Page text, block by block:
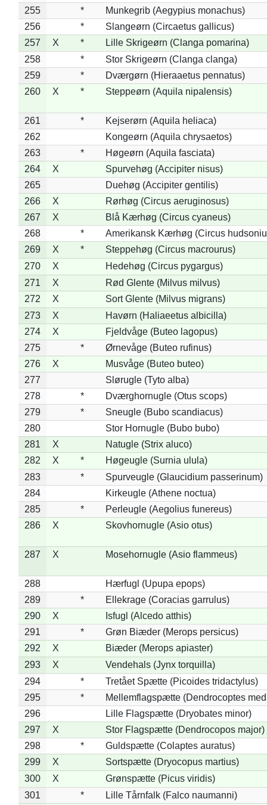
255
*
Munkegrib (Aegypius monachus)
256
*
Slangeørn (Circaetus gallicus)
257
X *
Lille Skrigeørn (Clanga pomarina)
258
*
Stor Skrigeørn (Clanga clanga)
259
*
Dværgørn (Hieraaetus pennatus)
260
X * Steppeørn (Aquila nipalensis)
261 *
Kejserørn (Aquila heliaca)
262
Kongeørn (Aquila chrysaetos)
263
*
Høgeørn (Aquila fasciata)
264
X
Spurvehøg (Accipiter nisus)
265
Duehøg (Accipiter gentilis)
266
X
Rørhøg (Circus aeruginosus)
267
X
Blå Kærhøg (Circus cyaneus)
268
*
Amerikansk Kærhøg (Circus
269
X *
Steppehøg (Circus macrourus)
270
X
Hedehøg (Circus pygargus)
271
X
Rød Glente (Milvus milvus)
272
X
Sort Glente (Milvus migrans)
273
X
Havørn (Haliaeetus albicilla)
274
X
Fjeldvåge (Buteo lagopus)
275
*
Ørnevåge (Buteo rufinus)
276
X
Musvåge (Buteo buteo)
277
Slørugle (Tyto alba)
278
*
Dværghornugle (Otus scops)
279
*
Sneugle (Bubo scandiacus)
280
Stor Hornugle (Bubo bubo)
281
X
Natugle (Strix aluco)
282
X *
Høgeugle (Surnia ulula)
283
*
Spurveugle (Glaucidium passerinum)
284
Kirkeugle (Athene noctua)
285
*
Perleugle (Aegolius funereus)
286
X Skovhornugle (Asio otus)
287 X Mosehornugle (Asio flammeus)
288
Hærfugl (Upupa epops)
289
*
Ellekrage (Coracias garrulus)
290
X
Isfugl (Alcedo atthis)
291
*
Grøn Biæder (Merops persicus)
292
X
Biæder (Merops apiaster)
293
X
Vendehals (Jynx torquilla)
294
*
Tretået Spætte (Picoides tridactylus)
295
*
Mellemflagspætte (Dendrocoptes
296
Lille Flagspætte (Dryobates minor)
297
X
Stor Flagspætte (Dendrocopos major)
298
*
Guldspætte (Colaptes auratus)
299
X
Sortspætte (Dryocopus martius)
300
X
Grønspætte (Picus viridis)
301
*
Lille Tårnfalk (Falco naumanni)